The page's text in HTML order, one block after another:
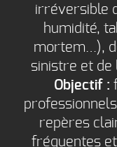
irréversible
humidité,
mortem…),
sinistre et de
Objectif :
repères
fréquentes